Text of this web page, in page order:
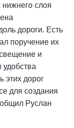
слоя
дороги. Есть
поручение их
и
удобства
этих дорог
для создания
Руслан